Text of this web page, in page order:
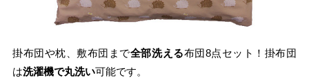
掛布団や枕、敷布団まで全部洗える布団8点セット！掛布団
は洗濯機で丸洗い可能です。